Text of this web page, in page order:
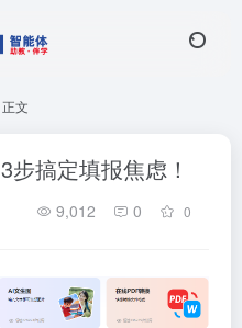
正文
搞定填报焦虑！
9,012 0 0